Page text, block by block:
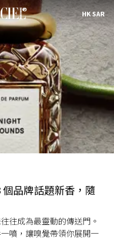
HK SAR
品牌話題新香，隨
往成為最靈動的傳送門。
噴，讓嗅覺帶領你展開一